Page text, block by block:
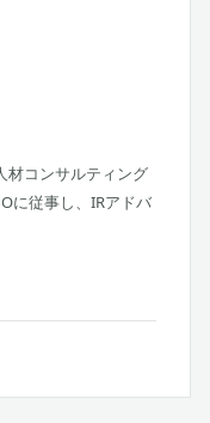
材コンサルティング
に従事し、IRアドバ